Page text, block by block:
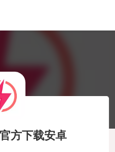
方下载安卓